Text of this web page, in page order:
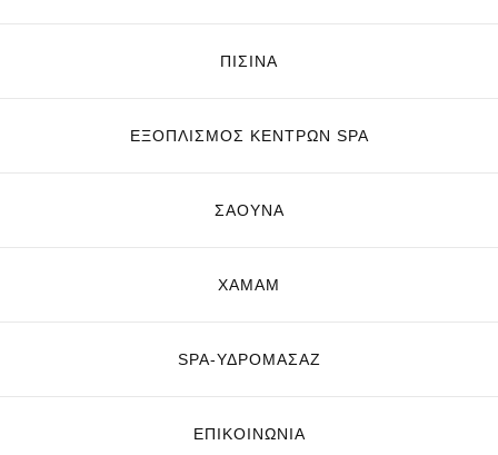
ΠΙΣΙΝΑ
ΕΞΟΠΛΙΣΜΌΣ ΚΈΝΤΡΩΝ SPA
ΣΑΟΥΝΑ
ΧΑΜΑΜ
SPA-ΥΔΡΟΜΑΣΆΖ
ΕΠΙΚΟΙΝΩΝΊΑ